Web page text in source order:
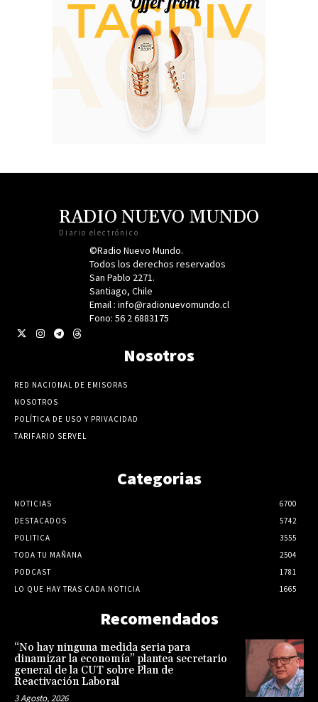
RADIO NUEVO MUNDO
Diario electrónico
©Radio Nuevo Mundo.
Todos los derechos reservados
San Pablo 2271.
Santiago, Chile
Email : info@radionuevomundo.cl
Fono: 56 2 6883175
Nosotros
RED NACIONAL DE EMISORAS
NOSOTROS
POLÍTICA DE USO Y PRIVACIDAD
TARIFARIO SERVEL
Categorias
NOTICIAS
6700
DESTACADOS
5742
POLITICA
3555
TODA TU MAÑANA
2504
PODCAST
1781
LO QUE HAY TRAS CADA NOTICIA
1665
Recomendados
“No hay ninguna medida seria para
dinamizar la economía” plantea secretario
general de la CUT sobre Plan de
Reactivación Laboral
3 Agosto, 2026